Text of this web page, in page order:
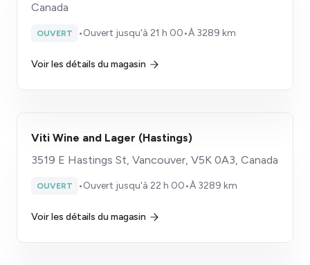
Canada
OUVERT •Ouvert jusqu'à 21 h 00•À 3289 km
Voir les détails du magasin
Viti Wine and Lager (Hastings)
3519 E Hastings St, Vancouver, V5K 0A3, Canada
OUVERT •Ouvert jusqu'à 22 h 00•À 3289 km
Voir les détails du magasin